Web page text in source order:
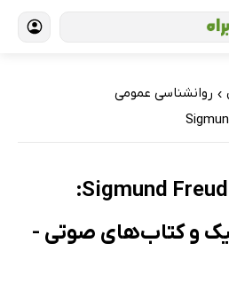
› روانشناسی عمومی
Sigmund Freud an introduction:
و کتاب‌های صوتی -